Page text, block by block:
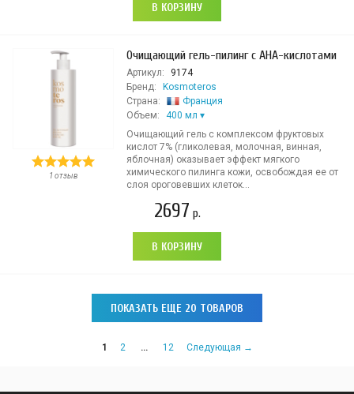
В КОРЗИНУ
1 отзыв
Очищающий гель-пилинг с АНА-кислотами
Артикул:
9174
Бренд:
Kosmoteros
Страна:
Франция
Объем:
400 мл
Очищающий гель с комплексом фруктовых
кислот 7% (гликолевая, молочная, винная,
яблочная) оказывает эффект мягкого
химического пилинга кожи, освобождая ее от
слоя ороговевших клеток...
2697 р.
В КОРЗИНУ
ПОКАЗАТЬ ЕЩЕ 20 ТОВАРОВ
1 2 … 12 Следующая →